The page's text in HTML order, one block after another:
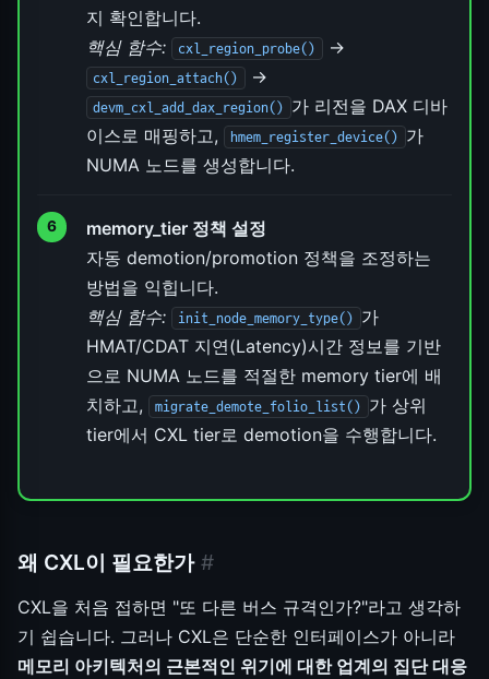
지 확인합니다.
핵심 함수:
cxl_region_probe() →
cxl_region_attach() →
devm_cxl_add_dax_region() 가 리전을 DAX 디바
이스로 매핑하고,
hmem_register_device() 가
NUMA 노드를 생성합니다.
memory_tier 정책 설정
자동 demotion/promotion 정책을 조정하는
방법을 익힙니다.
핵심 함수:
init_node_memory_type() 가
HMAT/CDAT 지연(Latency)시간 정보를 기반
으로 NUMA 노드를 적절한 memory tier에 배
치하고,
migrate_demote_folio_list() 가 상위
tier에서 CXL tier로 demotion을 수행합니다.
왜 CXL이 필요한가 #
CXL을 처음 접하면 "또 다른 버스 규격인가?"라고 생각하
기 쉽습니다. 그러나 CXL은 단순한 인터페이스가 아니라
메모리 아키텍처의 근본적인 위기에 대한 업계의 집단 대응